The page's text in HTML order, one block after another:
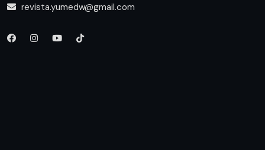
revista.yumedw@gmail.com